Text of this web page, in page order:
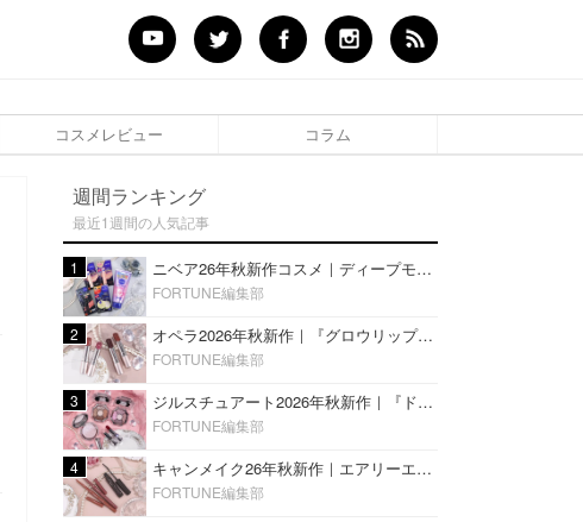
コスメレビュー コラム
週間ランキング
最近1週間の人気記事
1 ニベア26年秋新作コスメ｜ディープモイスチャーリップの美容液タイプや2in1ボディクリームスクラブも
FORTUNE編集部
2 オペラ2026年秋新作｜『グロウリップティント』の新色・限定色はローズジャムカラー♡全4色をレビュー
FORTUNE編集部
3 ジルスチュアート2026年秋新作｜『ドレスドブルーム アイズ』新色や限定ハイライト・リップをレビュー
FORTUNE編集部
4 キャンメイク26年秋新作｜エアリーエクステンションライナー＆カールスナイパーマスカラ新色をレビュー
FORTUNE編集部